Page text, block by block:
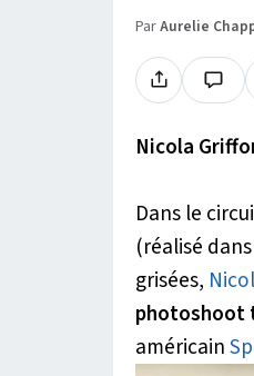
ParAurelie
Nicola
Dans le
(réalisé
grisées,
photoshoot
américain